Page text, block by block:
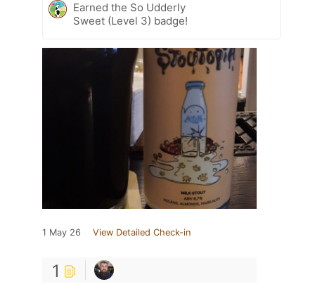
Earned the So Udderly
Sweet (Level 3) badge!
1 May 26 View Detailed Check-in
1